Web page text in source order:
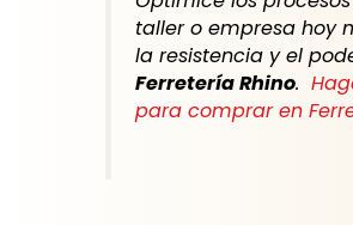
taller o empresa hoy
la resistencia y el
Ferretería Rhino.
para comprar en